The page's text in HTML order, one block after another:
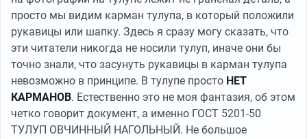
просто мы видим карман тулупа, в который положили
рукавицы или шапку. Здесь я сразу могу сказать, что
эти читатели никогда не носили тулуп, иначе они бы
точно знали, что засунуть рукавицы в карман тулупа
невозможно в принципе. В тулупе просто НЕТ
КАРМАНОВ. Естественно это не моя фантазия, об этом
четко говорит документ, а именно ГОСТ 5201-50
ТУЛУП ОВЧИННЫЙ НАГОЛЬНЫЙ. Не большое